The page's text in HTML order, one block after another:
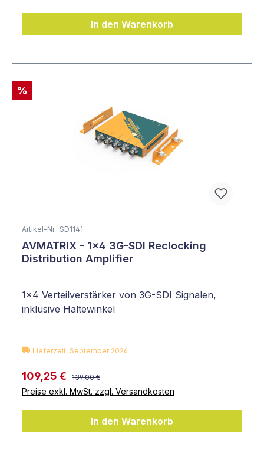
In den Warenkorb
%
Artikel-Nr.: SD1141
AVMATRIX - 1×4 3G-SDI Reclocking
Distribution Amplifier
1x4 Verteilverstärker von 3G-SDI Signalen,
inklusive Haltewinkel
Lieferzeit: September 2026
109,25 € 139,00 €
Preise exkl. MwSt. zzgl. Versandkosten
In den Warenkorb